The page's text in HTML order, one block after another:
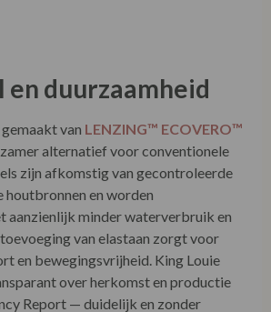
wassen op 30°C (delicaat
reiniging